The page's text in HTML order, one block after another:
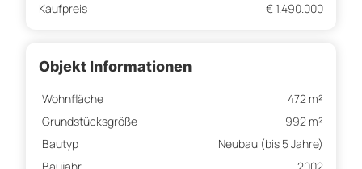
Kaufpreis € 1.490.000
Objekt Informationen
Wohnfläche
472 m²
Grundstücksgröße
992 m²
Bautyp
Neubau (bis 5 Jahre)